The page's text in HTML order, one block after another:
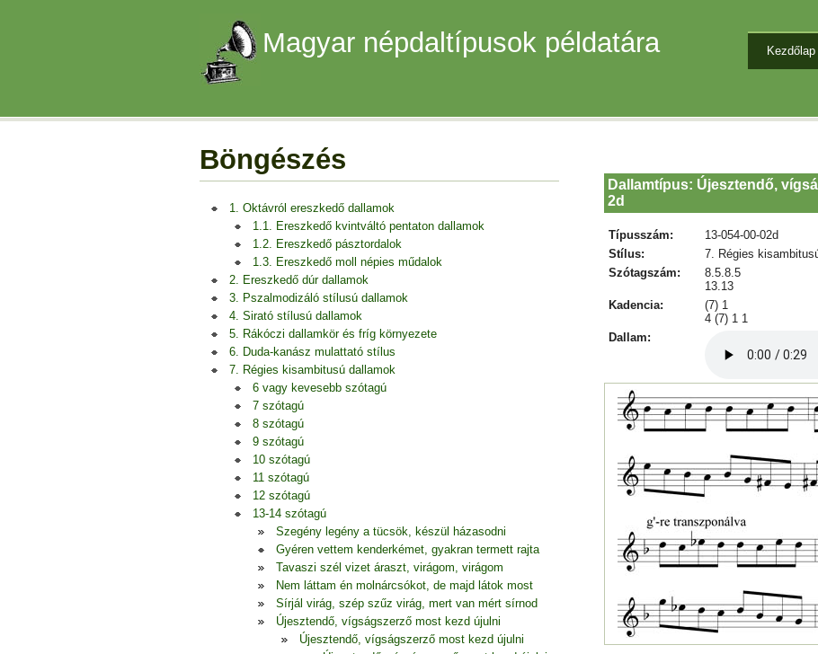
Magyar népdaltípusok példatára Kezdőlap
Böngészés
1. Oktávról ereszkedő dallamok
1.1. Ereszkedő kvintváltó pentaton dallamok
1.2. Ereszkedő pásztordalok
1.3. Ereszkedő moll népies műdalok
2. Ereszkedő dúr dallamok
3. Pszalmodizáló stílusú dallamok
4. Sirató stílusú dallamok
5. Rákóczi dallamkör és fríg környezete
6. Duda-kanász mulattató stílus
7. Régies kisambitusú dallamok
6 vagy kevesebb szótagú
7 szótagú
8 szótagú
9 szótagú
10 szótagú
11 szótagú
12 szótagú
13-14 szótagú
Szegény legény a tücsök, készül házasodni
Gyéren vettem kenderkémet, gyakran termett rajta
Tavaszi szél vizet áraszt, virágom, virágom
Nem láttam én molnárcsókot, de majd látok most
Sírjál virág, szép szűz virág, mert van mért sírnod
Újesztendő, vígságszerző most kezd újulni
Újesztendő, vígságszerző most kezd újulni
Dallamtípus: Újesztendő,
2d
Típusszám:
13-054-00-02d
Stílus:
7. Régies
Szótagszám:
8.5.8.5
13.13
Kadencia:
(7) 1
4 (7) 1 1
Dallam: